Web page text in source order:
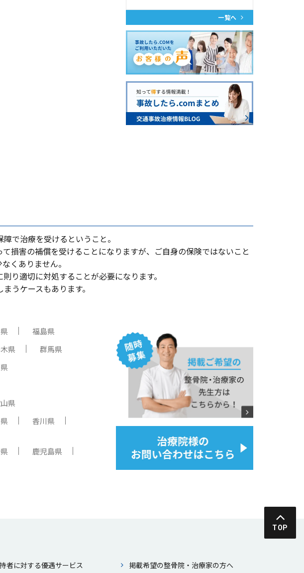
一覧へ
で治療を受けるということ。
損害の補償を受けることになりますが、ご⾃⾝の保険ではないこと
くありません。
り適切に対処することが必要になります。
うケースもあります。
福島県
県
群馬県
県
香川県
鹿児島県
TOP
者に対する優遇サービス 掲載希望の整⾻院・治療家の⽅へ